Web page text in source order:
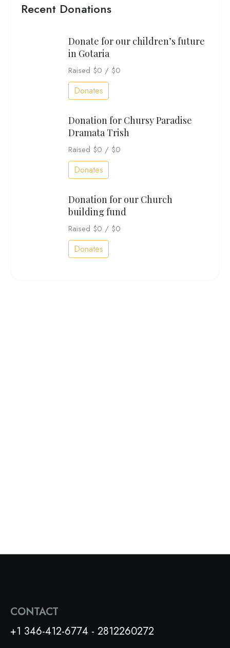
Recent Donations
Donate for our children’s future
in Gotaria
Raised $0 / $0
Donates
Donation for Chursy Paradise
Dramata Trish
Raised $0 / $0
Donates
Donation for our Church
building fund
Raised $0 / $0
Donates
CONTACT
+1 346-412-6774 - 2812260272